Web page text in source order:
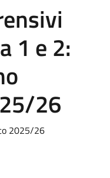
1 e 2:
26
2025/26